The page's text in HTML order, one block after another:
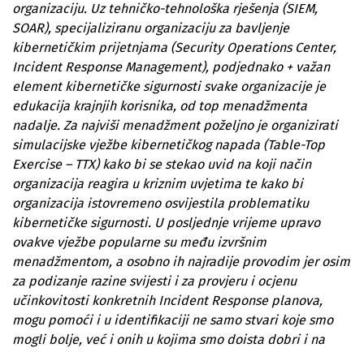
organizaciju. Uz tehničko-tehnološka rješenja (SIEM,
SOAR), specijaliziranu organizaciju za bavljenje
kibernetičkim prijetnjama (Security Operations Center,
Incident Response Management), podjednako + važan
element kibernetičke sigurnosti svake organizacije je
edukacija krajnjih korisnika, od top menadžmenta
nadalje. Za najviši menadžment poželjno je organizirati
simulacijske vježbe kibernetičkog napada (Table-Top
Exercise – TTX) kako bi se stekao uvid na koji način
organizacija reagira u kriznim uvjetima te kako bi
organizacija istovremeno osvijestila problematiku
kibernetičke sigurnosti. U posljednje vrijeme upravo
ovakve vježbe popularne su među izvršnim
menadžmentom, a osobno ih najradije provodim jer osim
za podizanje razine svijesti i za provjeru i ocjenu
učinkovitosti konkretnih Incident Response planova,
mogu pomoći i u identifikaciji ne samo stvari koje smo
mogli bolje, već i onih u kojima smo doista dobri i na